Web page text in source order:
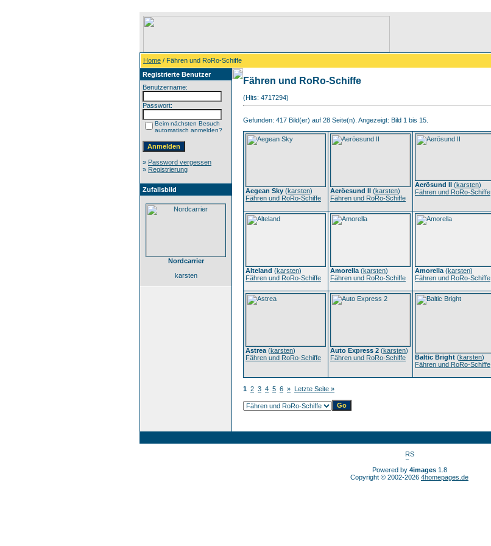
Home / Fähren und RoRo-Schiffe
Registrierte Benutzer
Benutzername:
Passwort:
Beim nächsten Besuch
automatisch anmelden?
» Password vergessen
» Registrierung
Zufallsbild
Nordcarrier
karsten
Fähren und RoRo-Schiffe
(Hits: 4717294)
Gefunden: 417 Bild(er) auf 28 Seite(n). Angezeigt: Bild 1 bis 15.
Aegean Sky (karsten)
Fähren und RoRo-Schiffe
Aeröesund II (karsten)
Fähren und RoRo-Schiffe
Aerösund II (karsten)
Fähren und RoRo-Schiffe
Alteland (karsten)
Fähren und RoRo-Schiffe
Amorella (karsten)
Fähren und RoRo-Schiffe
Amorella (karsten)
Fähren und RoRo-Schiffe
Astrea (karsten)
Fähren und RoRo-Schiffe
Auto Express 2 (karsten)
Fähren und RoRo-Schiffe
Baltic Bright (karsten)
Fähren und RoRo-Schiffe
1 2 3 4 5 6 » Letzte Seite »
Powered by 4images1.8
Copyright © 2002-2026 4homepages.de